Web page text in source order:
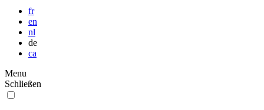
fr
en
nl
de
ca
Menu
Schließen